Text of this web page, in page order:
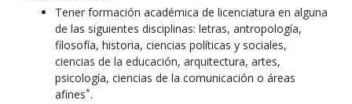
Tener formación académica de licenciatura en alguna
de las siguientes disciplinas: letras, antropología,
filosofía, historia, ciencias políticas y sociales,
ciencias de la educación, arquitectura, artes,
psicología, ciencias de la comunicación o áreas
afines*.